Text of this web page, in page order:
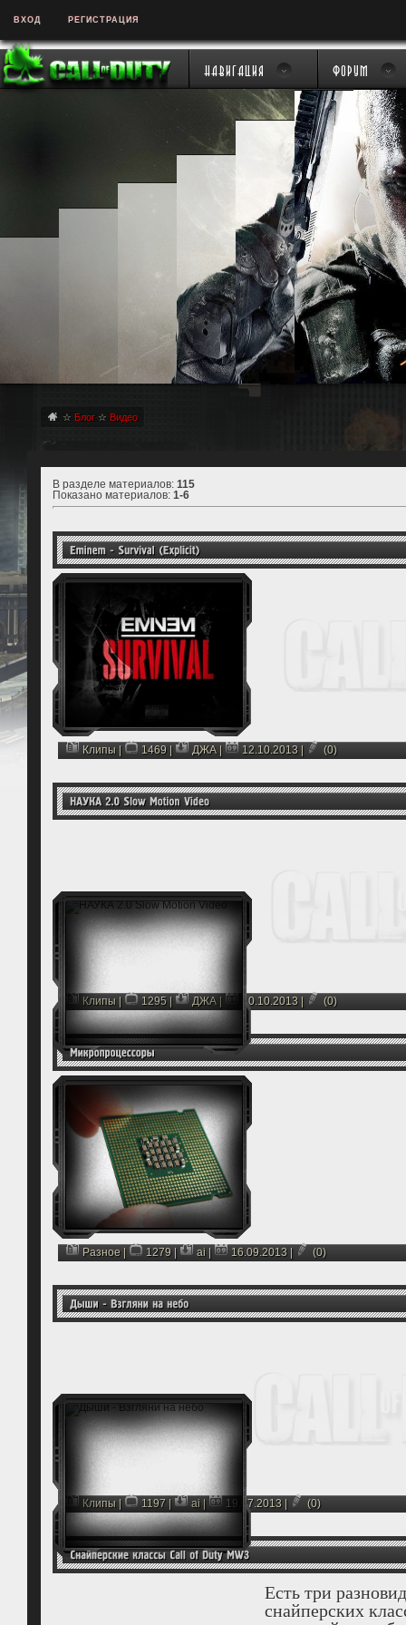
ВХОД РЕГИСТРАЦИЯ
Навигация Форум
☆ Блог ☆ Видео
В разделе материалов: 115
Показано материалов: 1-6
Клипы | 1469 | ДЖА| 12.10.2013 | (0)
Клипы | 1295 | ДЖА | 10.10.2013 | (0)
Разное | 1279 | ai | 16.09.2013 | (0)
Клипы | 1197 | ai | 19.07.2013 | (0)
Есть три
снайперских